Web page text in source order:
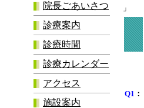
院長ごあいさつ
診療案内
診療時間
診療カレンダー
アクセス
施設案内
」
Q1 ：